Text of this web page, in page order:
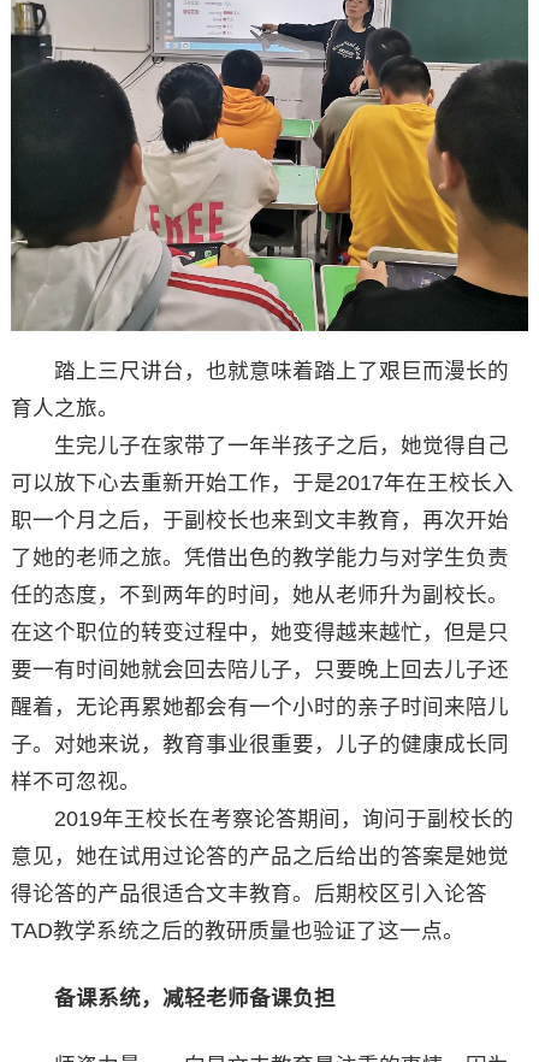
踏上三尺讲台，也就意味着踏上了艰巨而漫长的
育人之旅。
生完儿子在家带了一年半孩子之后，她觉得自己
可以放下心去重新开始工作，于是2017年在王校长入
职一个月之后，于副校长也来到文丰教育，再次开始
了她的老师之旅。凭借出色的教学能力与对学生负责
任的态度，不到两年的时间，她从老师升为副校长。
在这个职位的转变过程中，她变得越来越忙，但是只
要一有时间她就会回去陪儿子，只要晚上回去儿子还
醒着，无论再累她都会有一个小时的亲子时间来陪儿
子。对她来说，教育事业很重要，儿子的健康成长同
样不可忽视。
2019年王校长在考察论答期间，询问于副校长的
意见，她在试用过论答的产品之后给出的答案是她觉
得论答的产品很适合文丰教育。后期校区引入论答
TAD教学系统之后的教研质量也验证了这一点。
备课系统，减轻老师备课负担